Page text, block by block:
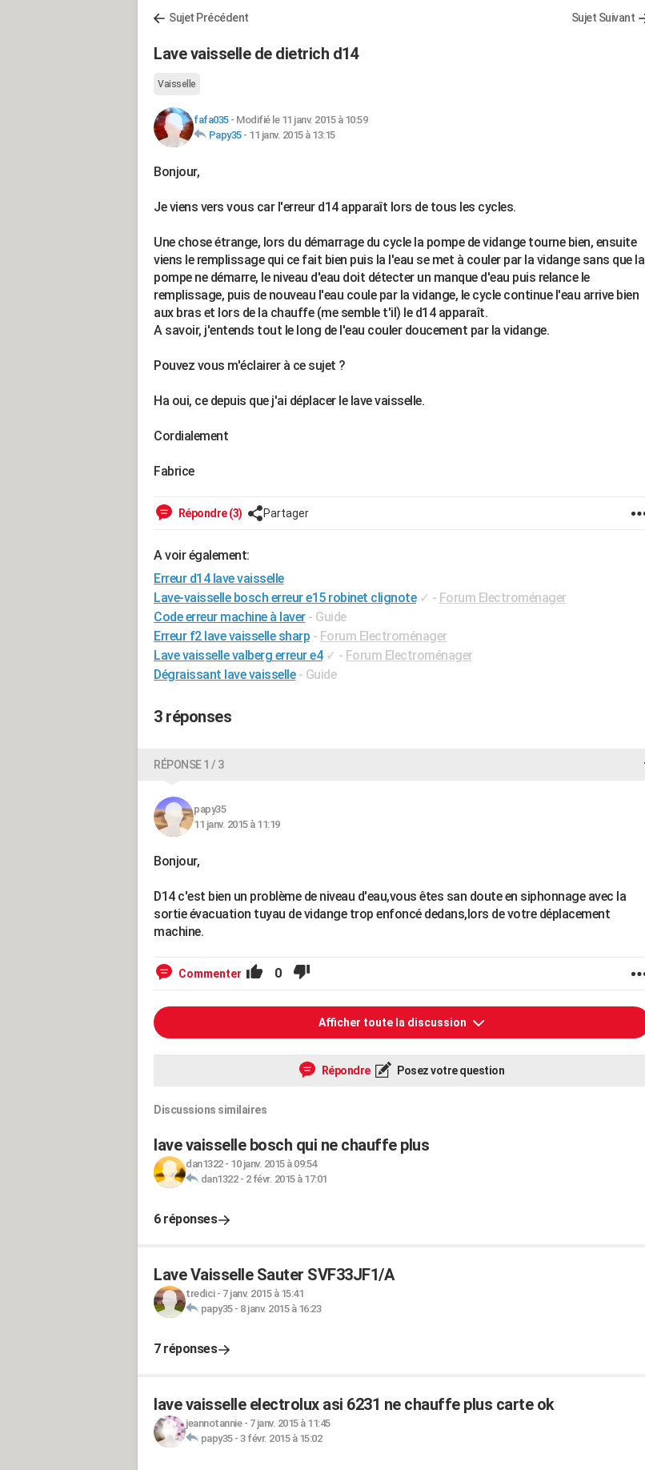
Sujet Précédent Sujet Suivant
Lave vaisselle de dietrich d14
Vaisselle
fafa035- Modifié le 11 janv. 2015 à 10:59
Papy35- 11 janv. 2015 à 13:15
Bonjour,
Je viens vers vous car l'erreur d14 apparaît lors de tous les cycles.
Une chose étrange, lors du démarrage du cycle la pompe de vidange tourne bien, ensuite
viens le remplissage qui ce fait bien puis la l'eau se met à couler par la vidange sans que la
pompe ne démarre, le niveau d'eau doit détecter un manque d'eau puis relance le
remplissage, puis de nouveau l'eau coule par la vidange, le cycle continue l'eau arrive bien
aux bras et lors de la chauffe (me semble t'il) le d14 apparaît.
A savoir, j'entends tout le long de l'eau couler doucement par la vidange.
Pouvez vous m'éclairer à ce sujet ?
Ha oui, ce depuis que j'ai déplacer le lave vaisselle.
Cordialement
Fabrice
Répondre (3) Partager
A voir également:
Erreur d14 lave vaisselle
Lave-vaisselle bosch erreur e15 robinet clignote ✓ - Forum Electroménager
Code erreur machine à laver - Guide
Erreur f2 lave vaisselle sharp - Forum Electroménager
Lave vaisselle valberg erreur e4 ✓ - Forum Electroménager
Dégraissant lave vaisselle - Guide
3 réponses
RÉPONSE 1 / 3
papy35
11 janv. 2015 à 11:19
Bonjour,
D14 c'est bien un problème de niveau d'eau,vous êtes san doute en siphonnage avec la
sortie évacuation tuyau de vidange trop enfoncé dedans,lors de votre déplacement
machine.
Commenter 0
Afficher toute la discussion
Répondre Posez votre question
Discussions similaires
lave vaisselle bosch qui ne chauffe plus
dan1322- 10 janv. 2015 à 09:54
dan1322- 2 févr. 2015 à 17:01
6 réponses
Lave Vaisselle Sauter SVF33JF1/A
tredici- 7 janv. 2015 à 15:41
papy35- 8 janv. 2015 à 16:23
7 réponses
lave vaisselle electrolux asi 6231 ne chauffe plus carte ok
jeannotannie- 7 janv. 2015 à 11:45
papy35- 3 févr. 2015 à 15:02